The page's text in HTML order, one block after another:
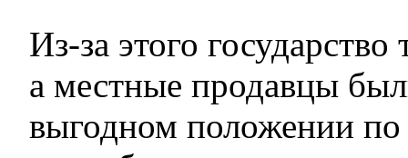
Из-за этого государство
а местные продавцы
выгодном положении